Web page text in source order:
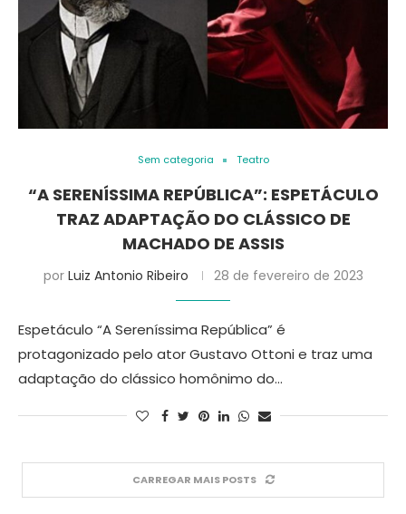
Sem categoria Teatro
“A SERENÍSSIMA REPÚBLICA”: ESPETÁCULO
TRAZ ADAPTAÇÃO DO CLÁSSICO DE
MACHADO DE ASSIS
por Luiz Antonio Ribeiro 28 de fevereiro de 2023
Espetáculo “A Sereníssima República” é
protagonizado pelo ator Gustavo Ottoni e traz uma
adaptação do clássico homônimo do…
CARREGAR MAIS POSTS